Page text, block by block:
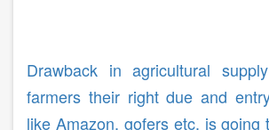
Drawback in agricultural
farmers their right due and
like Amazon, gofers etc. is going